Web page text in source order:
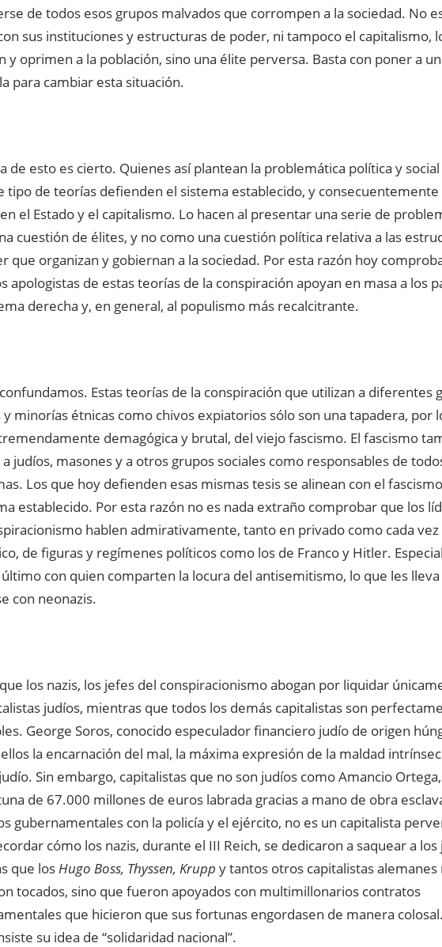
de todos esos grupos malvados que corrompen a la sociedad. No
sus instituciones y estructuras de poder, ni tampoco el capitalismo,
y oprimen a la población, sino una élite perversa. Basta con poner a
para cambiar esta situación.
de esto es cierto. Quienes así plantean la problemática política y
tipo de teorías defienden el sistema establecido, y consecuentemente
el Estado y el capitalismo. Lo hacen al presentar una serie de
cuestión de élites, y no como una cuestión política relativa a las
que organizan y gobiernan a la sociedad. Por esta razón hoy
apologistas de estas teorías de la conspiración apoyan en masa a los
derecha y, en general, al populismo más recalcitrante.
Estas teorías de la conspiración que utilizan a diferentes
y minorías étnicas como chivos expiatorios sólo son una tapadera, por
demagógica y brutal, del viejo fascismo. El fascismo
a judíos, masones y a otros grupos sociales como responsables de
Los que hoy defienden esas mismas tesis se alinean con el
establecido. Por esta razón no es nada extraño comprobar que los
hablen admirativamente, tanto en privado como cada vez
de figuras y regímenes políticos como los de Franco y Hitler.
con quien comparten la locura del antisemitismo, lo que les lleva
con neonazis.
los nazis, los jefes del conspiracionismo abogan por liquidar
judíos, mientras que todos los demás capitalistas son
George Soros, conocido especulador financiero judío de origen
la encarnación del mal, la máxima expresión de la maldad
Sin embargo, capitalistas que no son judíos como Amancio
de 67.000 millones de euros labrada gracias a mano de obra
gubernamentales con la policía y el ejército, no es un capitalista
cómo los nazis, durante el III Reich, se dedicaron a saquear a los
que losHugo Boss, Thyssen, Krupp y tantos otros capitalistas alemanes
tocados, sino que fueron apoyados con multimillonarios contratos
que hicieron que sus fortunas engordasen de manera
su idea de “solidaridad nacional”.